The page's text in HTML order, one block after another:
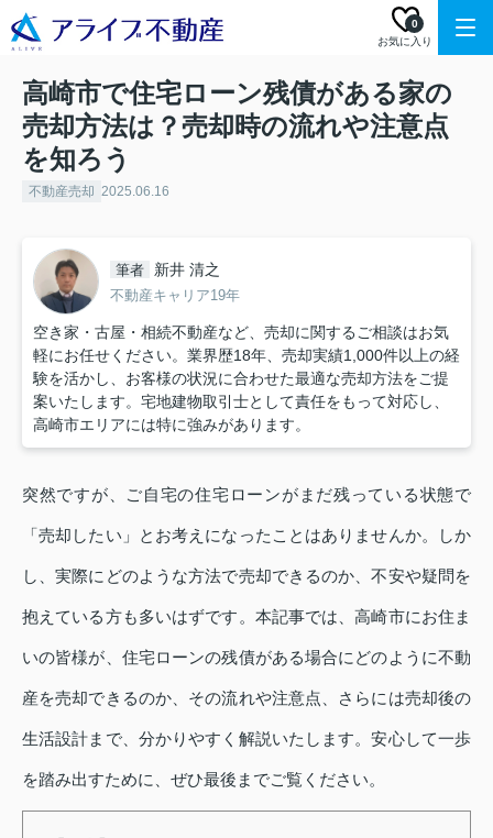
お気に入り
0
高崎市で住宅ローン残債がある家の
売却方法は？売却時の流れや注意点
を知ろう
不動産売却 2025.06.16
筆者 新井 清之
不動産キャリア19年
空き家・古屋・相続不動産など、売却に関するご相談はお気
軽にお任せください。業界歴18年、売却実績1,000件以上の経
験を活かし、お客様の状況に合わせた最適な売却方法をご提
案いたします。宅地建物取引士として責任をもって対応し、
高崎市エリアには特に強みがあります。
突然ですが、ご自宅の住宅ローンがまだ残っている状態で
「売却したい」とお考えになったことはありませんか。しか
し、実際にどのような方法で売却できるのか、不安や疑問を
抱えている方も多いはずです。本記事では、高崎市にお住ま
いの皆様が、住宅ローンの残債がある場合にどのように不動
産を売却できるのか、その流れや注意点、さらには売却後の
生活設計まで、分かりやすく解説いたします。安心して一歩
を踏み出すために、ぜひ最後までご覧ください。